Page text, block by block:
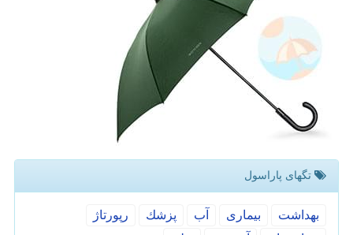
تگهای پاراسول
بهداشت بیماری آب پزشك
رپورتاژ